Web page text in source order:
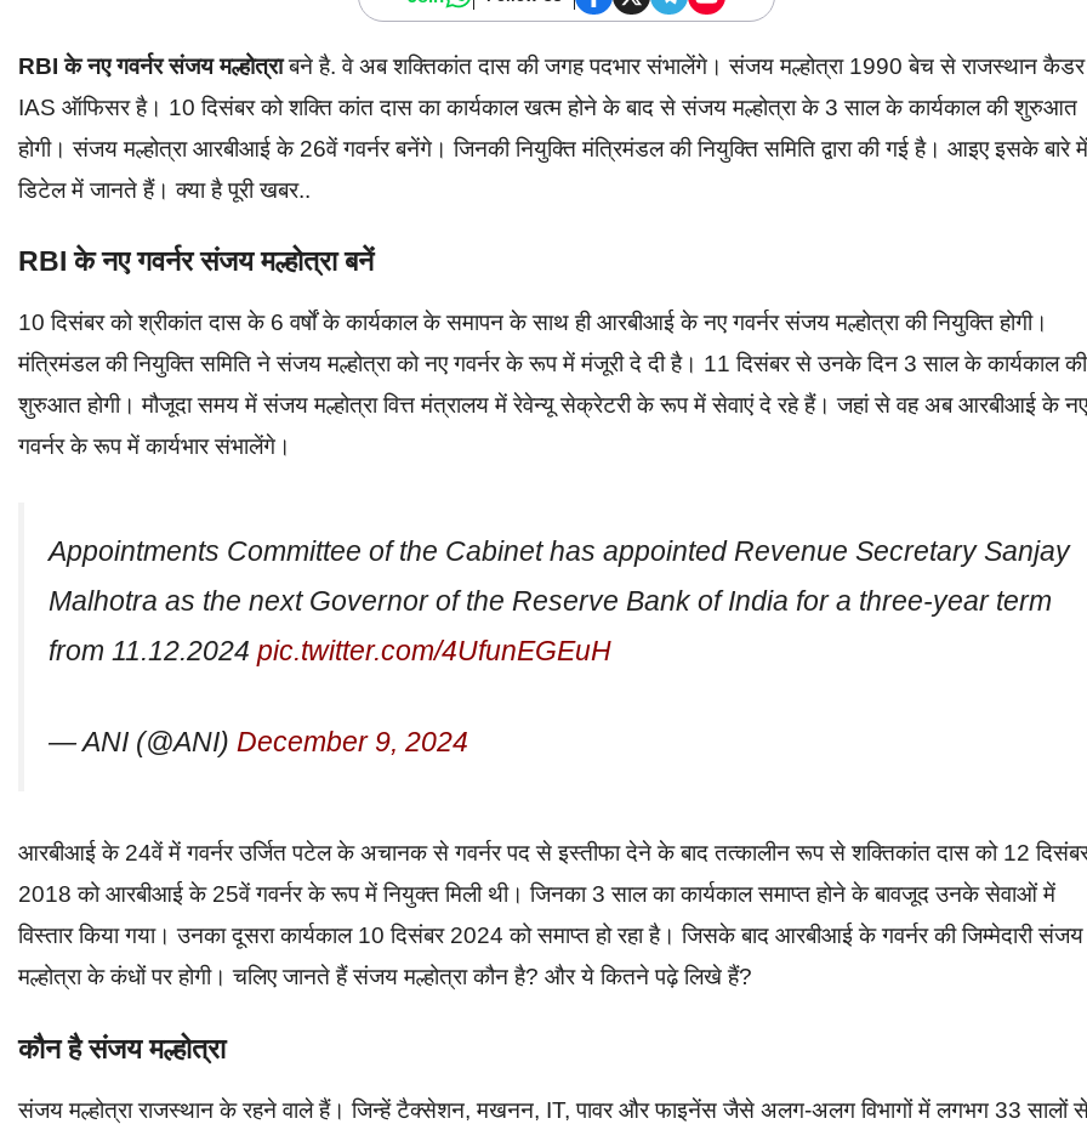
RBI के नए गवर्नर संजय मल्होत्राबने है. वे अब शक्तिकांत दास की जगह पदभार संभालेंगे। संजय मल्होत्रा 1990 बेच से राजस्थान
IAS ऑफिसर है। 10 दिसंबर को शक्ति कांत दास का कार्यकाल खत्म होने के बाद से संजय मल्होत्रा के 3 साल के कार्यकाल की शुरुआत
होगी। संजय मल्होत्रा आरबीआई के 26वें गवर्नर बनेंगे। जिनकी नियुक्ति मंत्रिमंडल की नियुक्ति समिति द्वारा की गई है। आइए इसके बारे में
डिटेल में जानते हैं। क्या है पूरी खबर..
RBI के नए गवर्नर संजय मल्होत्रा बनें
10 दिसंबर को श्रीकांत दास के 6 वर्षों के कार्यकाल के समापन के साथ ही आरबीआई के नए गवर्नर संजय मल्होत्रा की नियुक्ति होगी।
मंत्रिमंडल की नियुक्ति समिति ने संजय मल्होत्रा को नए गवर्नर के रूप में मंजूरी दे दी है। 11 दिसंबर से उनके दिन 3 साल के कार्यकाल की
शुरुआत होगी। मौजूदा समय में संजय मल्होत्रा वित्त मंत्रालय में रेवेन्यू सेक्रेटरी के रूप में सेवाएं दे रहे हैं। जहां से वह अब आरबीआई के नए
गवर्नर के रूप में कार्यभार संभालेंगे।
Appointments Committee of the Cabinet has appointed Revenue Secretary Sanjay
Malhotra as the next Governor of the Reserve Bank of India for a three-year term
from 11.12.2024 pic.twitter.com/4UfunEGEuH
— ANI (@ANI) December 9, 2024
आरबीआई के 24वें में गवर्नर उर्जित पटेल के अचानक से गवर्नर पद से इस्तीफा देने के बाद तत्कालीन रूप से शक्तिकांत दास को 12
2018 को आरबीआई के 25वें गवर्नर के रूप में नियुक्त मिली थी। जिनका 3 साल का कार्यकाल समाप्त होने के बावजूद उनके सेवाओं में
विस्तार किया गया। उनका दूसरा कार्यकाल 10 दिसंबर 2024 को समाप्त हो रहा है। जिसके बाद आरबीआई के गवर्नर की जिम्मेदारी संजय
मल्होत्रा के कंधों पर होगी। चलिए जानते हैं संजय मल्होत्रा कौन है? और ये कितने पढ़े लिखे हैं?
कौन है संजय मल्होत्रा
संजय मल्होत्रा राजस्थान के रहने वाले हैं। जिन्हें टैक्सेशन, मखनन, IT, पावर और फाइनेंस जैसे अलग-अलग विभागों में लगभग 33 सालों